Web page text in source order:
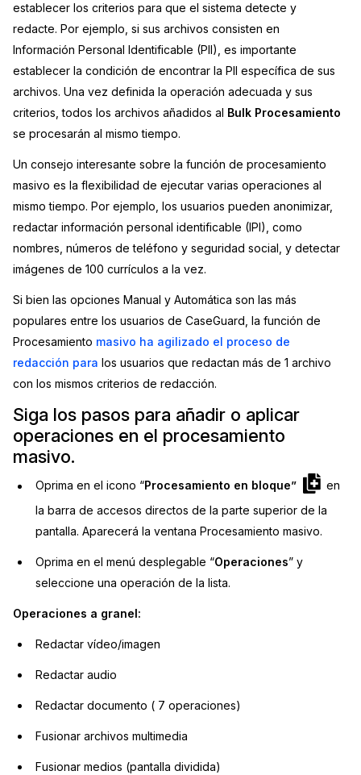
Medios de Comunicación y
Entretenimiento
Centros de Atención Telefónica
Centros de Crisis y Las Líneas Directas
La Venta al Por Menor
TI y Operaciones
Sobre nosotros
Trabaja con nosotros
Contáctanos
establecer los criterios para que el sistema detecte y
redacte. Por ejemplo, si sus archivos consisten en
Información Personal Identificable (PII), es importante
establecer la condición de encontrar la PII específica de sus
archivos. Una vez definida la operación adecuada y sus
criterios, todos los archivos añadidos al Bulk Procesamiento
se procesarán al mismo tiempo.
Un consejo interesante sobre la función de procesamiento
masivo es la flexibilidad de ejecutar varias operaciones al
mismo tiempo. Por ejemplo, los usuarios pueden anonimizar,
redactar información personal identificable (IPI), como
nombres, números de teléfono y seguridad social, y detectar
imágenes de 100 currículos a la vez.
Si bien las opciones Manual y Automática son las más
populares entre los usuarios de CaseGuard, la función de
Procesamiento masivo ha agilizado el proceso de
redacción para los usuarios que redactan más de 1 archivo
con los mismos criterios de redacción.
Siga los pasos para añadir o aplicar
operaciones en el procesamiento
masivo.
Oprima en el icono “Procesamiento en bloque”
en
la barra de accesos directos de la parte superior de la
pantalla. Aparecerá la ventana Procesamiento masivo.
Oprima en el menú desplegable “Operaciones” y
seleccione una operación de la lista.
Operaciones a granel:
Redactar vídeo/imagen
Redactar audio
Redactar documento ( 7 operaciones)
Fusionar archivos multimedia
Fusionar medios (pantalla dividida)